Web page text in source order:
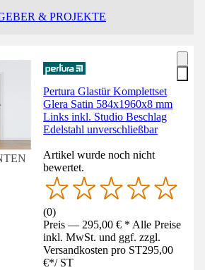
& PROJEKTE
Pertura Glastür Komplettset
Glera Satin 584x1960x8 mm
Links inkl. Studio Beschlag
Edelstahl unverschließbar
Artikel wurde noch nicht
bewertet.
(0)
Preis — 295,00 € * Alle Preise
inkl. MwSt. und ggf. zzgl.
Versandkosten pro ST295,00
€*/ ST